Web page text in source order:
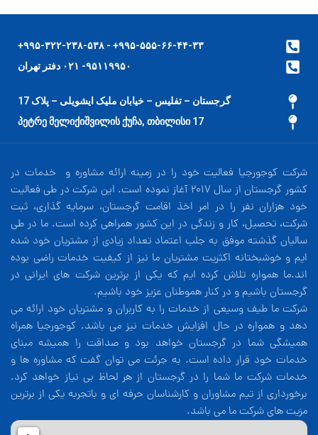
۹۹۵-۵۵۵-۶۶-۴۴-۳۳+ - ۹۹۵-۳۲۲-۲۳۸-۵۳۸+
۹۵۱۱۹۹۵۰- ۰۲۱ دفتر تهران
گرجستان – تفلیس – خیابان ملیک ایشویلی – پلاک 17
17 პეტრე მელიქიშვილის ქუჩა, თბილისი
شرکت کوجورجیا فعالیت خود را در زمینه ارائه مشاوره و خدمات در
کشور گرجستان از سال 2017 آغاز نموده است. این شرکت در طی فعالیت
خود هزاران نفر را در امر اخذ اقامت گرجستان، سرمایه گذاری، ثبت
شرکت، تحصیل، کار و زندگی در این کشور همراهی کرده است. ما در طی
سالیان گذشته موفق به جلب اعتماد تعداد زیادی از مشتریان خود شده
ایم و خوشبختانه اکثریت مشتریان ما نیز از کیفیت خدمات راضی بوده
اند.ما همواره تلاش کرده ایم که یکی از برترین شرکت های ایرانی در
گرجستان باشیم و در کنار هموطنان عزیز خود باشیم.
شرکت ما طیف وسیعی از خدمات را به کاربران و مشتریان خود ارائه می
دهد و همواره در حال افزایش خدمات نیز می باشد. کوجورجیا همراه
همیشگی شما در گرجستان خواهد بود و صداقت را همیشه مبنای
خدمات خود قرار داده است. به جرئت می توان گفت که مشاوره ها و
خدمات شرکت ما شما را در گرجستان از هر لحاظ بی نیاز خواهد کرد.
برخورداری از تیم مشاوران و کارشناسان حرفه ای و باتجربه یکی از برترین
مزیت های شرکت ما می باشد.